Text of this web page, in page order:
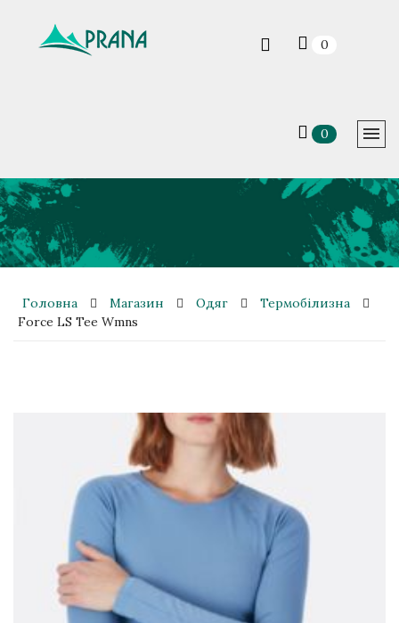
0
0
Головна Магазин Одяг
Термобілизна
Force LS Tee Wmns